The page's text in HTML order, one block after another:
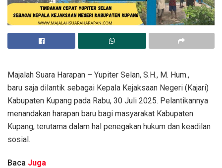
Majalah Suara Harapan – Yupiter Selan, S.H., M. Hum.,
baru saja dilantik sebagai Kepala Kejaksaan Negeri (Kajari)
Kabupaten Kupang pada Rabu, 30 Juli 2025. Pelantikannya
menandakan harapan baru bagi masyarakat Kabupaten
Kupang, terutama dalam hal penegakan hukum dan keadilan
sosial.
Baca Juga